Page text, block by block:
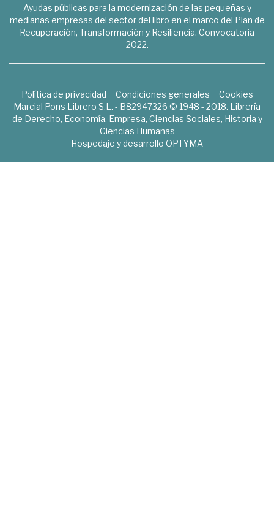
Ayudas públicas para la modernización de las pequeñas y
medianas empresas del sector del libro en el marco del Plan de
Recuperación, Transformación y Resiliencia. Convocatoria
2022.
Política de privacidad Condiciones generales
Cookies
Marcial Pons Librero S.L. - B82947326 © 1948 - 2018. Librería
de Derecho, Economía, Empresa, Ciencias Sociales, Historia y
Ciencias Humanas
Hospedaje y desarrollo OPTYMA